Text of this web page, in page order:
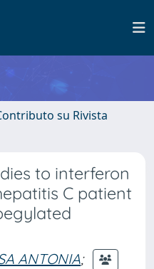
su Rivista
to interferon
C patient
ANTONIA;